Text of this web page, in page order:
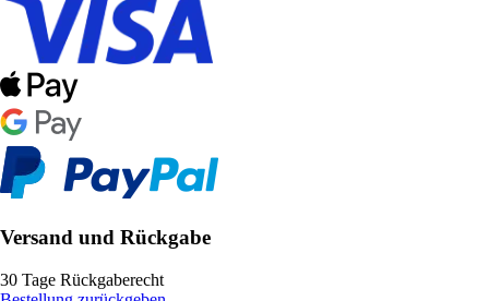
Versand und Rückgabe
30 Tage Rückgaberecht